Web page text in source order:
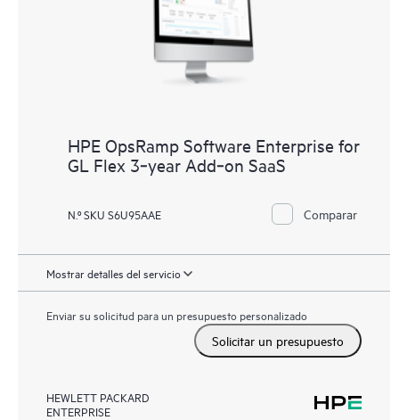
HPE OpsRamp Software Enterprise for
GL Flex 3‑year Add‑on SaaS
N.º SKU S6U95AAE Comparar
Mostrar detalles del servicio
Enviar su solicitud para un presupuesto personalizado
Solicitar un presupuesto
HEWLETT PACKARD
ENTERPRISE